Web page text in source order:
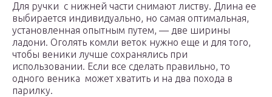
Для ручки с нижней части снимают листву. Длина ее
выбирается индивидуально, но самая оптимальная,
установленная опытным путем, — две ширины
ладони. Оголять комли веток нужно еще и для того,
чтобы веники лучше сохранялись при
использовании. Если все сделать правильно, то
одного веника может хватить и на два похода в
парилку.